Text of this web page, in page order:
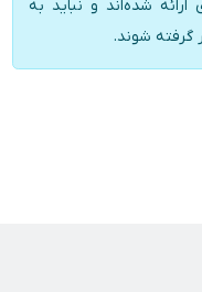
شده‌اند و نباید به
گرفته شوند.